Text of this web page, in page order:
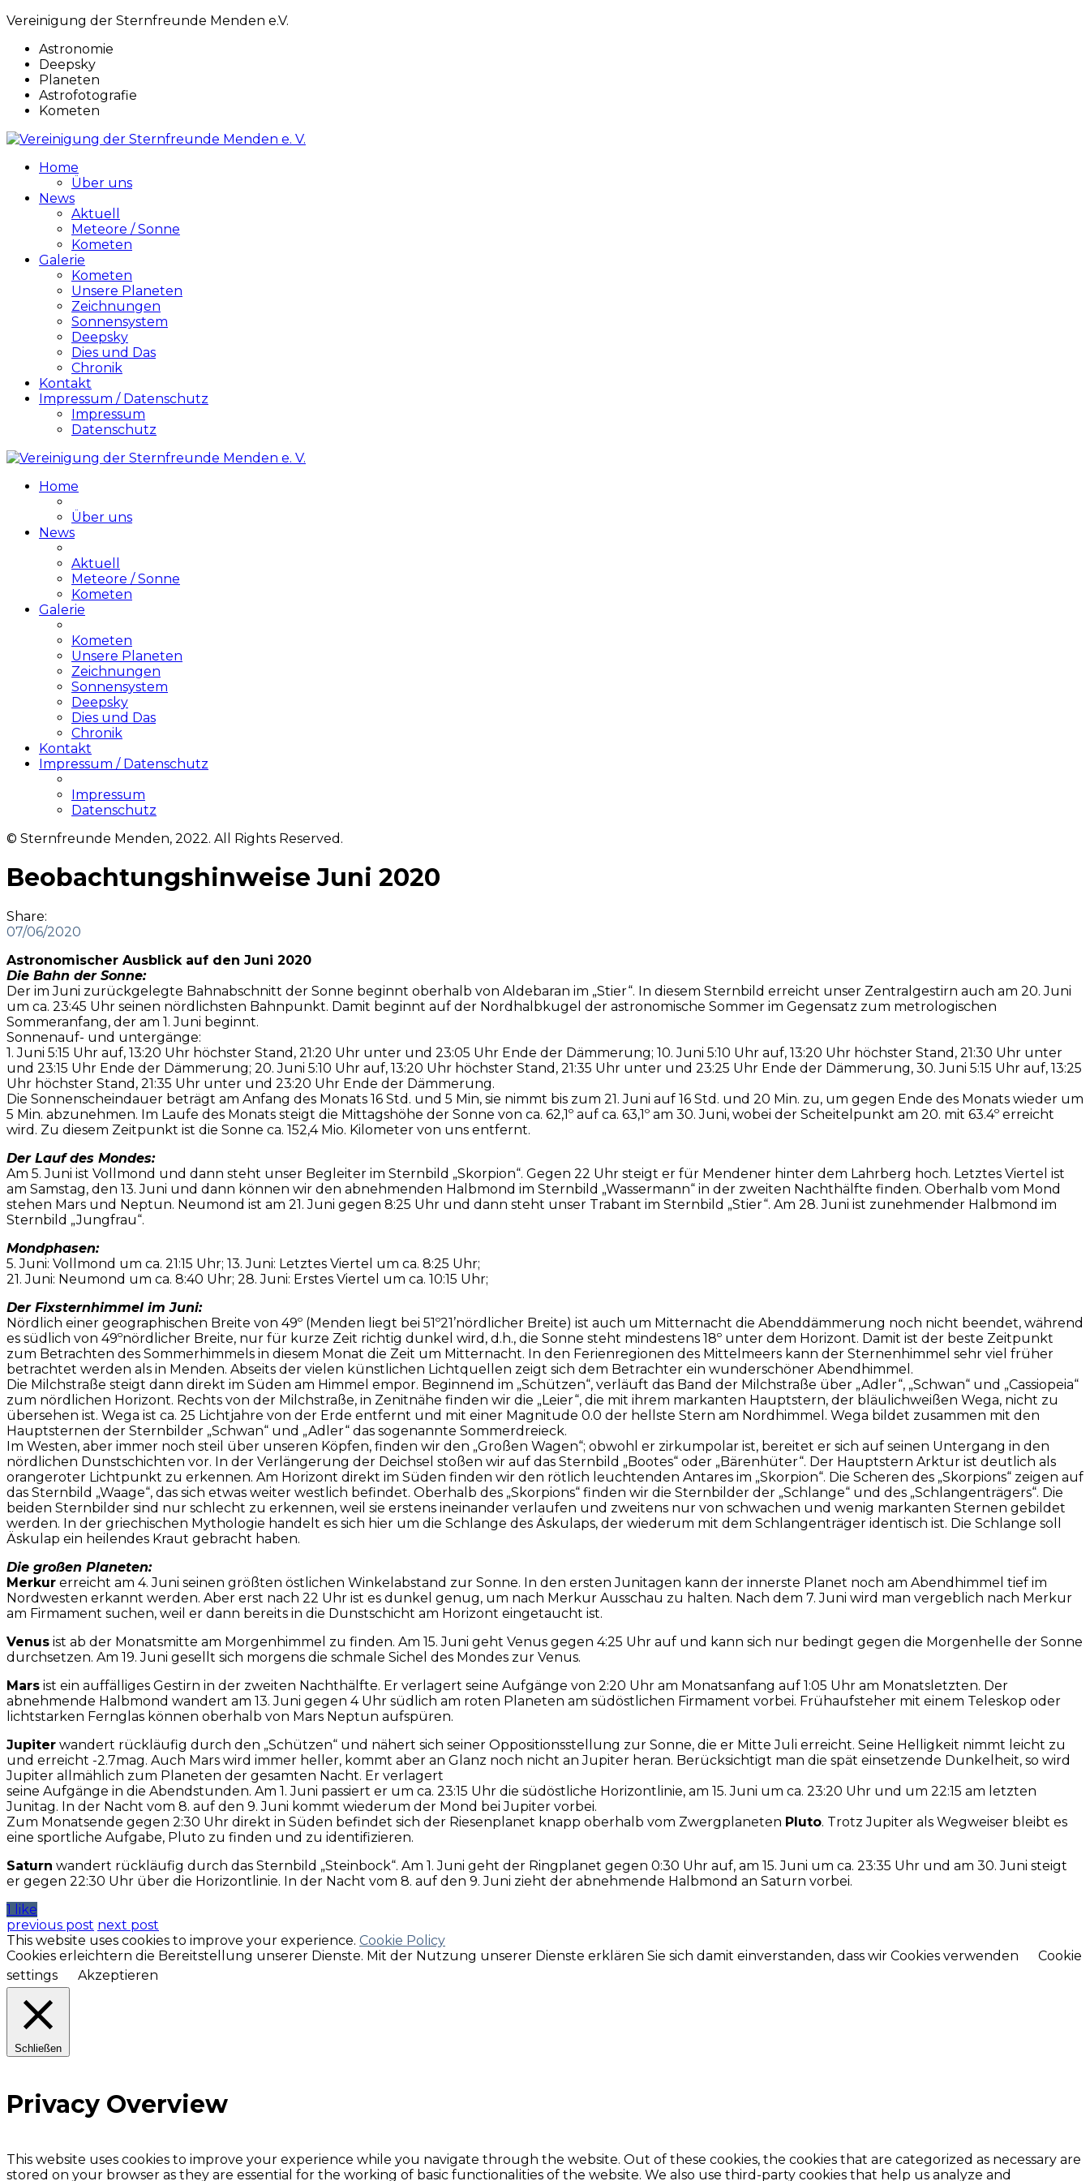
Vereinigung der Sternfreunde Menden e.V.
Astronomie
Deepsky
Planeten
Astrofotografie
Kometen
Home
Über uns
News
Aktuell
Meteore / Sonne
Kometen
Galerie
Kometen
Unsere Planeten
Zeichnungen
Sonnensystem
Deepsky
Dies und Das
Chronik
Kontakt
Impressum / Datenschutz
Impressum
Datenschutz
Home
Über uns
News
Aktuell
Meteore / Sonne
Kometen
Galerie
Kometen
Unsere Planeten
Zeichnungen
Sonnensystem
Deepsky
Dies und Das
Chronik
Kontakt
Impressum / Datenschutz
Impressum
Datenschutz
© Sternfreunde Menden, 2022. All Rights Reserved.
Beobachtungshinweise Juni 2020
Share:
07/06/2020
Astronomischer Ausblick auf den Juni 2020
Die Bahn der Sonne:
Der im Juni zurückgelegte Bahnabschnitt der Sonne beginnt oberhalb von Aldebaran im „Stier“. In diesem Sternbild erreicht unser Zentralgestirn auch am 20. Juni
um ca. 23:45 Uhr seinen nördlichsten Bahnpunkt. Damit beginnt auf der Nordhalbkugel der astronomische Sommer im Gegensatz zum metrologischen
Sommeranfang, der am 1. Juni beginnt.
Sonnenauf- und untergänge:
1. Juni 5:15 Uhr auf, 13:20 Uhr höchster Stand, 21:20 Uhr unter und 23:05 Uhr Ende der Dämmerung; 10. Juni 5:10 Uhr auf, 13:20 Uhr höchster Stand, 21:30 Uhr unter
und 23:15 Uhr Ende der Dämmerung; 20. Juni 5:10 Uhr auf, 13:20 Uhr höchster Stand, 21:35 Uhr unter und 23:25 Uhr Ende der Dämmerung, 30. Juni 5:15 Uhr auf, 13:25
Uhr höchster Stand, 21:35 Uhr unter und 23:20 Uhr Ende der Dämmerung.
Die Sonnenscheindauer beträgt am Anfang des Monats 16 Std. und 5 Min, sie nimmt bis zum 21. Juni auf 16 Std. und 20 Min. zu, um gegen Ende des Monats wieder um
5 Min. abzunehmen. Im Laufe des Monats steigt die Mittagshöhe der Sonne von ca. 62,1º auf ca. 63,1º am 30. Juni, wobei der Scheitelpunkt am 20. mit 63.4º erreicht
wird. Zu diesem Zeitpunkt ist die Sonne ca. 152,4 Mio. Kilometer von uns entfernt.
Der Lauf des Mondes:
Am 5. Juni ist Vollmond und dann steht unser Begleiter im Sternbild „Skorpion“. Gegen 22 Uhr steigt er für Mendener hinter dem Lahrberg hoch. Letztes Viertel ist
am Samstag, den 13. Juni und dann können wir den abnehmenden Halbmond im Sternbild „Wassermann“ in der zweiten Nachthälfte finden. Oberhalb vom Mond
stehen Mars und Neptun. Neumond ist am 21. Juni gegen 8:25 Uhr und dann steht unser Trabant im Sternbild „Stier“. Am 28. Juni ist zunehmender Halbmond im
Sternbild „Jungfrau“.
Mondphasen:
5. Juni: Vollmond um ca. 21:15 Uhr; 13. Juni: Letztes Viertel um ca. 8:25 Uhr;
21. Juni: Neumond um ca. 8:40 Uhr; 28. Juni: Erstes Viertel um ca. 10:15 Uhr;
Der Fixsternhimmel im Juni:
Nördlich einer geographischen Breite von 49º (Menden liegt bei 51º21’nördlicher Breite) ist auch um Mitternacht die Abenddämmerung noch nicht beendet, während
es südlich von 49ºnördlicher Breite, nur für kurze Zeit richtig dunkel wird, d.h., die Sonne steht mindestens 18º unter dem Horizont. Damit ist der beste Zeitpunkt
zum Betrachten des Sommerhimmels in diesem Monat die Zeit um Mitternacht. In den Ferienregionen des Mittelmeers kann der Sternenhimmel sehr viel früher
betrachtet werden als in Menden. Abseits der vielen künstlichen Lichtquellen zeigt sich dem Betrachter ein wunderschöner Abendhimmel.
Die Milchstraße steigt dann direkt im Süden am Himmel empor. Beginnend im „Schützen“, verläuft das Band der Milchstraße über „Adler“, „Schwan“ und „Cassiopeia“
zum nördlichen Horizont. Rechts von der Milchstraße, in Zenitnähe finden wir die „Leier“, die mit ihrem markanten Hauptstern, der bläulichweißen Wega, nicht zu
übersehen ist. Wega ist ca. 25 Lichtjahre von der Erde entfernt und mit einer Magnitude 0.0 der hellste Stern am Nordhimmel. Wega bildet zusammen mit den
Hauptsternen der Sternbilder „Schwan“ und „Adler“ das sogenannte Sommerdreieck.
Im Westen, aber immer noch steil über unseren Köpfen, finden wir den „Großen Wagen“; obwohl er zirkumpolar ist, bereitet er sich auf seinen Untergang in den
nördlichen Dunstschichten vor. In der Verlängerung der Deichsel stoßen wir auf das Sternbild „Bootes“ oder „Bärenhüter“. Der Hauptstern Arktur ist deutlich als
orangeroter Lichtpunkt zu erkennen. Am Horizont direkt im Süden finden wir den rötlich leuchtenden Antares im „Skorpion“. Die Scheren des „Skorpions“ zeigen auf
das Sternbild „Waage“, das sich etwas weiter westlich befindet. Oberhalb des „Skorpions“ finden wir die Sternbilder der „Schlange“ und des „Schlangenträgers“. Die
beiden Sternbilder sind nur schlecht zu erkennen, weil sie erstens ineinander verlaufen und zweitens nur von schwachen und wenig markanten Sternen gebildet
werden. In der griechischen Mythologie handelt es sich hier um die Schlange des Äskulaps, der wiederum mit dem Schlangenträger identisch ist. Die Schlange soll
Äskulap ein heilendes Kraut gebracht haben.
Die großen Planeten:
Merkur erreicht am 4. Juni seinen größten östlichen Winkelabstand zur Sonne. In den ersten Junitagen kann der innerste Planet noch am Abendhimmel tief im
Nordwesten erkannt werden. Aber erst nach 22 Uhr ist es dunkel genug, um nach Merkur Ausschau zu halten. Nach dem 7. Juni wird man vergeblich nach Merkur
am Firmament suchen, weil er dann bereits in die Dunstschicht am Horizont eingetaucht ist.
Venus ist ab der Monatsmitte am Morgenhimmel zu finden. Am 15. Juni geht Venus gegen 4:25 Uhr auf und kann sich nur bedingt gegen die Morgenhelle der Sonne
durchsetzen. Am 19. Juni gesellt sich morgens die schmale Sichel des Mondes zur Venus.
Mars ist ein auffälliges Gestirn in der zweiten Nachthälfte. Er verlagert seine Aufgänge von 2:20 Uhr am Monatsanfang auf 1:05 Uhr am Monatsletzten. Der
abnehmende Halbmond wandert am 13. Juni gegen 4 Uhr südlich am roten Planeten am südöstlichen Firmament vorbei. Frühaufsteher mit einem Teleskop oder
lichtstarken Fernglas können oberhalb von Mars Neptun aufspüren.
Jupiter wandert rückläufig durch den „Schützen“ und nähert sich seiner Oppositionsstellung zur Sonne, die er Mitte Juli erreicht. Seine Helligkeit nimmt leicht zu
und erreicht -2.7mag. Auch Mars wird immer heller, kommt aber an Glanz noch nicht an Jupiter heran. Berücksichtigt man die spät einsetzende Dunkelheit, so wird
Jupiter allmählich zum Planeten der gesamten Nacht. Er verlagert
seine Aufgänge in die Abendstunden. Am 1. Juni passiert er um ca. 23:15 Uhr die südöstliche Horizontlinie, am 15. Juni um ca. 23:20 Uhr und um 22:15 am letzten
Junitag. In der Nacht vom 8. auf den 9. Juni kommt wiederum der Mond bei Jupiter vorbei.
Zum Monatsende gegen 2:30 Uhr direkt in Süden befindet sich der Riesenplanet knapp oberhalb vom Zwergplaneten Pluto. Trotz Jupiter als Wegweiser bleibt es
eine sportliche Aufgabe, Pluto zu finden und zu identifizieren.
Saturn wandert rückläufig durch das Sternbild „Steinbock“. Am 1. Juni geht der Ringplanet gegen 0:30 Uhr auf, am 15. Juni um ca. 23:35 Uhr und am 30. Juni steigt
er gegen 22:30 Uhr über die Horizontlinie. In der Nacht vom 8. auf den 9. Juni zieht der abnehmende Halbmond an Saturn vorbei.
1 like
previous post next post
This website uses cookies to improve your experience. Cookie Policy
Cookies erleichtern die Bereitstellung unserer Dienste. Mit der Nutzung unserer Dienste erklären Sie sich damit einverstanden, dass wir Cookies verwenden
Cookie
settings
Akzeptieren
Schließen
Privacy Overview
This website uses cookies to improve your experience while you navigate through the website. Out of these cookies, the cookies that are categorized as necessary are
stored on your browser as they are essential for the working of basic functionalities of the website. We also use third-party cookies that help us analyze and